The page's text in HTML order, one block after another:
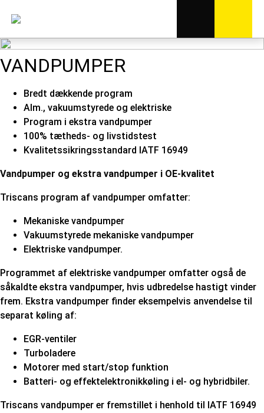
VANDPUMPER
Bredt dækkende program
Alm., vakuumstyrede og elektriske
Program i ekstra vandpumper
100% tætheds- og livstidstest
Kvalitetssikringsstandard IATF 16949
Vandpumper og ekstra vandpumper i OE-kvalitet
Triscans program af vandpumper omfatter:
Mekaniske vandpumper
Vakuumstyrede mekaniske vandpumper
Elektriske vandpumper.
Programmet af elektriske vandpumper omfatter også de
såkaldte ekstra vandpumper, hvis udbredelse hastigt vinder
frem. Ekstra vandpumper finder eksempelvis anvendelse til
separat køling af:
EGR-ventiler
Turboladere
Motorer med start/stop funktion
Batteri- og effektelektronikkøling i el- og hybridbiler.
Triscans vandpumper er fremstillet i henhold til IATF 16949